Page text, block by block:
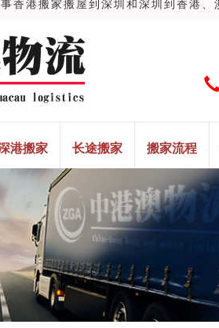
香港搬家搬屋到深圳和深圳到香港
港搬家 长途搬家 搬家流程